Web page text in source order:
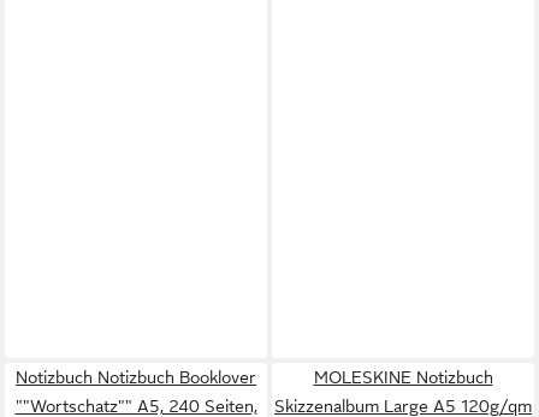
Notizbuch Notizbuch Booklover
""Wortschatz"" A5, 240 Seiten,
MOLESKINE Notizbuch
Skizzenalbum Large A5 120g/qm